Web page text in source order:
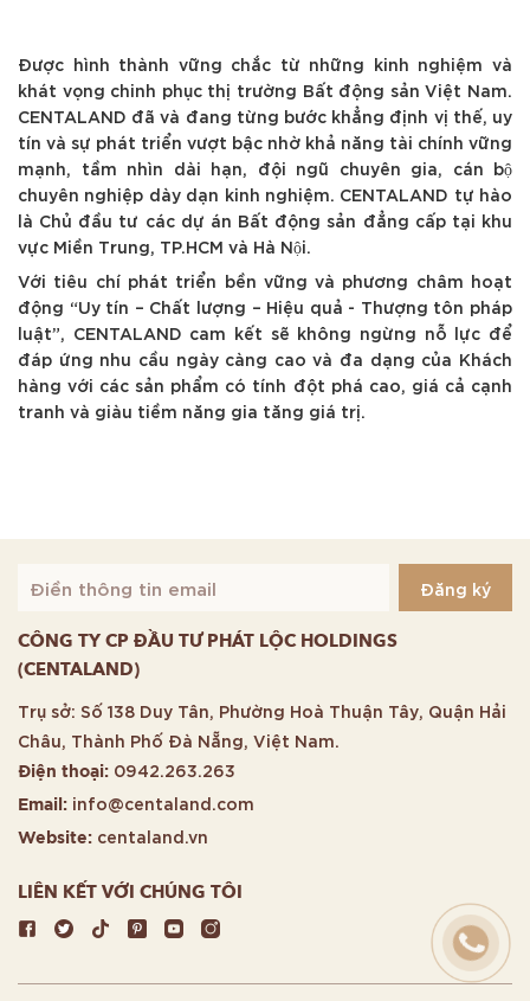
Được hình thành vững chắc từ những kinh nghiệm và
khát vọng chinh phục thị trường Bất động sản Việt Nam.
CENTALAND đã và đang từng bước khẳng định vị thế, uy
tín và sự phát triển vượt bậc nhờ khả năng tài chính vững
mạnh, tầm nhìn dài hạn, đội ngũ chuyên gia, cán bộ
chuyên nghiệp dày dạn kinh nghiệm. CENTALAND tự hào
là Chủ đầu tư các dự án Bất động sản đẳng cấp tại khu
vực Miền Trung, TP.HCM và Hà Nội.
Với tiêu chí phát triển bền vững và phương châm hoạt
động “Uy tín – Chất lượng – Hiệu quả - Thượng tôn pháp
luật”, CENTALAND cam kết sẽ không ngừng nỗ lực để
đáp ứng nhu cầu ngày càng cao và đa dạng của Khách
hàng với các sản phẩm có tính đột phá cao, giá cả cạnh
tranh và giàu tiềm năng gia tăng giá trị.
CÔNG TY CP ĐẦU TƯ PHÁT LỘC HOLDINGS
(CENTALAND)
Trụ sở: Số 138 Duy Tân, Phường Hoà Thuận Tây, Quận Hải
Châu, Thành Phố Đà Nẵng, Việt Nam.
Điện thoại: 0942.263.263
Email: info@centaland.com
Website: centaland.vn
LIÊN KẾT VỚI CHÚNG TÔI